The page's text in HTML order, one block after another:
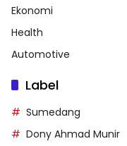
Ekonomi
Health
Automotive
Label
Sumedang
Dony Ahmad Munir